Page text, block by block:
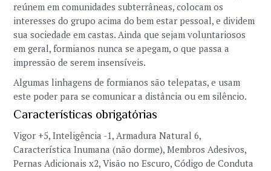
reúnem em comunidades subterrâneas, colocam os
interesses do grupo acima do bem estar pessoal, e dividem
sua sociedade em castas. Ainda que sejam voluntariosos
em geral, formianos nunca se apegam, o que passa a
impressão de serem insensíveis.
Algumas linhagens de formianos são telepatas, e usam
este poder para se comunicar a distância ou em silêncio.
Características obrigatórias
Vigor +5, Inteligência -1, Armadura Natural 6,
Característica Inumana (não dorme), Membros Adesivos,
Pernas Adicionais x2, Visão no Escuro, Código de Conduta